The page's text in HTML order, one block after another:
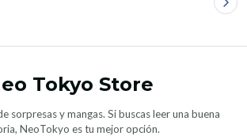
Tokyo Store
sorpresas y mangas. Si buscas leer una buena
NeoTokyo es tu mejor opción.